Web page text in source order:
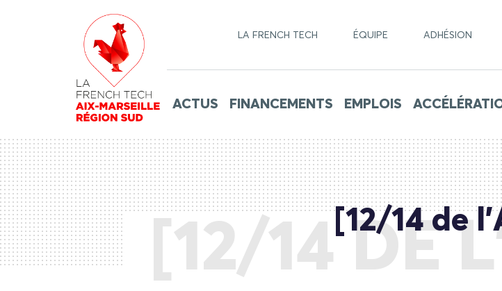
LA FRENCH TECH ÉQUIPE ADHÉSION
ACTUS FINANCEMENTS EMPLOIS
[12/14 DE
[12/14 de